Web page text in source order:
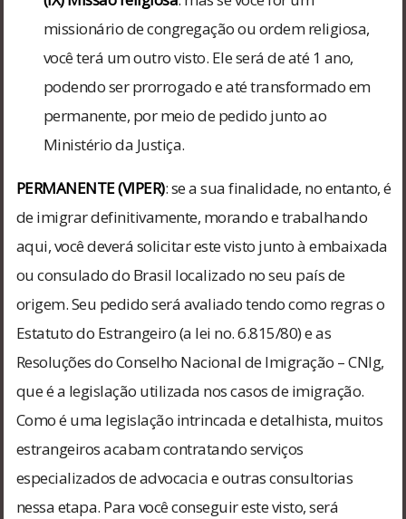
missionário de congregação ou ordem religiosa,
você terá um outro visto. Ele será de até 1 ano,
podendo ser prorrogado e até transformado em
permanente, por meio de pedido junto ao
Ministério da Justiça.
PERMANENTE (VIPER): se a sua finalidade, no entanto, é
de imigrar definitivamente, morando e trabalhando
aqui, você deverá solicitar este visto junto à embaixada
ou consulado do Brasil localizado no seu país de
origem. Seu pedido será avaliado tendo como regras o
Estatuto do Estrangeiro (a lei no. 6.815/80) e as
Resoluções do Conselho Nacional de Imigração – CNIg,
que é a legislação utilizada nos casos de imigração.
Como é uma legislação intrincada e detalhista, muitos
estrangeiros acabam contratando serviços
especializados de advocacia e outras consultorias
nessa etapa. Para você conseguir este visto, será